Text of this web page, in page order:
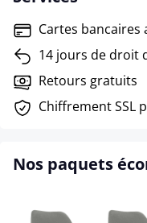
Cartes bancaires
14 jours de droit
Retours gratuits
Chiffrement SSL
Nos paquets